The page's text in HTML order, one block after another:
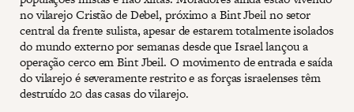
no vilarejo Cristão de Debel, próximo a Bint Jbeil no setor
central da frente sulista, apesar de estarem totalmente isolados
do mundo externo por semanas desde que Israel lançou a
operação cerco em Bint Jbeil. O movimento de entrada e saída
do vilarejo é severamente restrito e as forças israelenses têm
destruído 20 das casas do vilarejo.